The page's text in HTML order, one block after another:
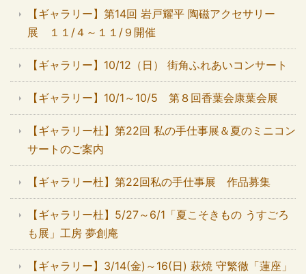
【ギャラリー】第14回 岩戸耀平 陶磁アクセサリー
展 １１/４～１１/９開催
【ギャラリー】10/12（日） 街角ふれあいコンサート
【ギャラリー】10/1～10/5 第８回香葉会康葉会展
【ギャラリー杜】第22回 私の手仕事展＆夏のミニコン
サートのご案内
【ギャラリー杜】第22回私の手仕事展 作品募集
【ギャラリー杜】5/27～6/1「夏こそきもの うすごろ
も展」工房 夢創庵
【ギャラリー】3/14(金)～16(日) 萩焼 守繁徹「蓮座」